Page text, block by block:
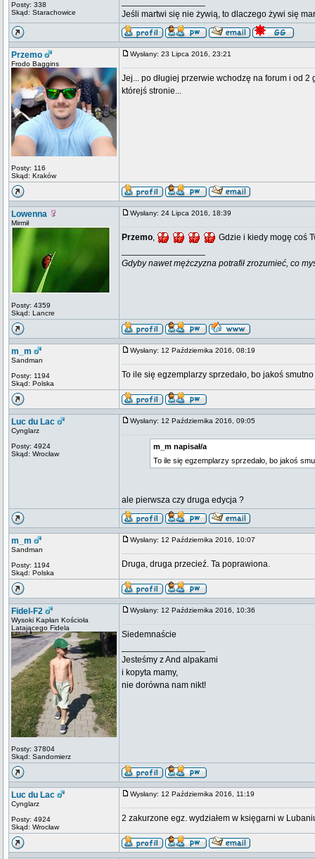
Posty: 338
Skąd: Starachowice
Jeśli martwi się nie żywią, to dlaczego żywi się
Przemo
Frodo Baggins
Posty: 116
Skąd: Kraków
Wysłany: 23 Lipca 2016, 23:21
Jej... po długiej przerwie wchodzę na forum i od
którejś stronie...
Lowenna
Mirmił
Posty: 4359
Skąd: Lancre
Wysłany: 24 Lipca 2016, 18:39
Przemo,
Gdzie i kiedy mogę coś
Gdyby nawet mężczyzna potrafił zrozumieć, co
m_m
Sandman
Posty: 1194
Skąd: Polska
Wysłany: 12 Października 2016, 08:19
To ile się egzemplarzy sprzedało, bo jakoś
Luc du Lac
Cynglarz
Posty: 4924
Skąd: Wrocław
Wysłany: 12 Października 2016, 09:05
m_m napisał/a
To ile się egzemplarzy sprzedało, bo jakoś
ale pierwsza czy druga edycja ?
m_m
Sandman
Posty: 1194
Skąd: Polska
Wysłany: 12 Października 2016, 10:07
Druga, druga przecieź. Ta poprawiona.
Fidel-F2
Wysoki Kapłan Kościoła
Latającego Fidela
Posty: 37804
Skąd: Sandomierz
Wysłany: 12 Października 2016, 10:36
Siedemnaście
Jesteśmy z And alpakami
i kopyta mamy,
nie dorówna nam nikt!
Luc du Lac
Cynglarz
Posty: 4924
Skąd: Wrocław
Wysłany: 12 Października 2016, 11:19
2 zakurzone egz. wydziałem w księgarni w